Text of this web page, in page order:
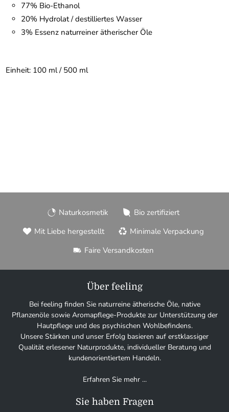
77% Bio-Ethanol
20% Hydrolat / destilliertes Wasser
3% Essenz naturreiner ätherischer Öle
Einheit: 100 ml / 500 ml
Naturkosmetik
Bio zertifiziert
Mit Liebe hergestellt
Minimale Verpackung
Faire Versandkosten
Über feeling
Bei feeling finden Sie naturreine ätherische Öle, native
Pflanzenöle sowie Aromapflege-Produkte zur Unterstützung der
Hautpflege und des psychischen Wohlbefindens.
Unsere Stärken und unser Erfolg basieren auf erstklassiger
Qualität erlesener Naturprodukte, individueller Beratung und
kundenorientiertem Handeln.
Erfahren Sie mehr ...
Sie haben Fragen